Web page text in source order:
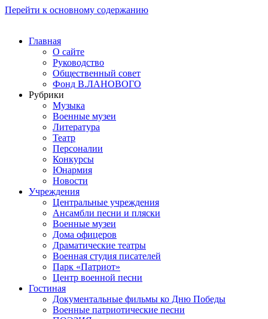
Перейти к основному содержанию
Главная
О сайте
Руководство
Общественный совет
Фонд В.ЛАНОВОГО
Рубрики
Музыка
Военные музеи
Литература
Театр
Персоналии
Конкурсы
Юнармия
Новости
Учреждения
Центральные учреждения
Ансамбли песни и пляски
Военные музеи
Дома офицеров
Драматические театры
Военная студия писателей
Парк «Патриот»
Центр военной песни
Гостиная
Документальные фильмы ко Дню Победы
Военные патриотические песни